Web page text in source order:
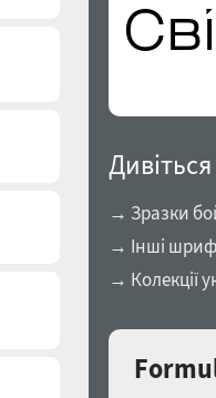
→ Зразки
→ Інші
→ Колекції